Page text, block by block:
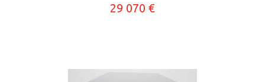
29 070 €